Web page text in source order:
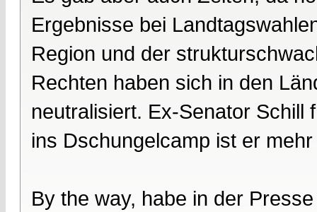
Ergebnisse bei
Region und der
Rechten haben sich in den
neutralisiert. Ex-Senator Schill
ins Dschungelcamp ist er
By the way, habe in der